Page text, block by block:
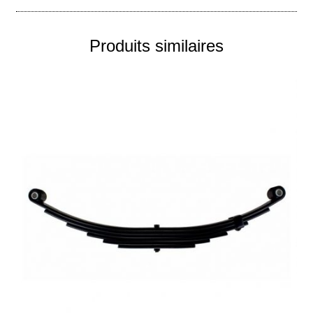
Produits similaires